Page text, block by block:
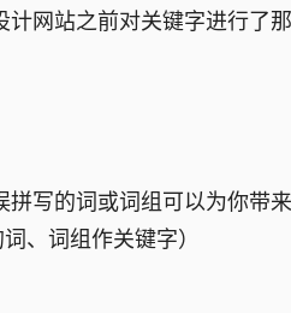
网站之前对关键字进行了
写的词或词组可以为你带
、词组作关键字）